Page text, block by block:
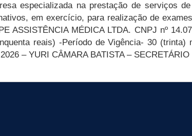
especializada na prestação de serviços
em exercício, para realização de
ASSISTÊNCIA MÉDICA LTDA. CNPJ nº
reais) -Período deVigência-30 (trinta)
6 – YURI CÂMARA BATISTA– SECRETÁRIO